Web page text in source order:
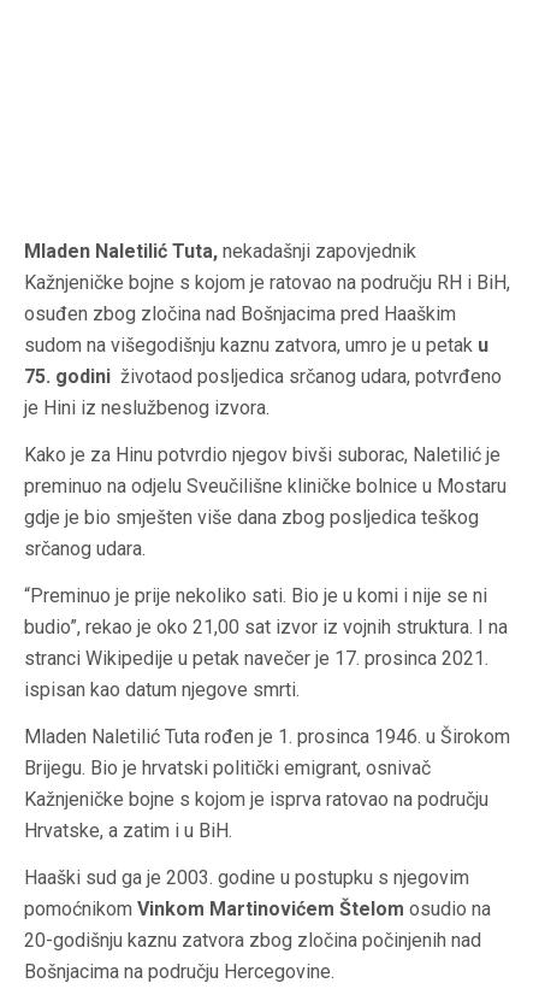
Mladen Naletilić Tuta, nekadašnji zapovjednik
Kažnjeničke bojne s kojom je ratovao na području RH i BiH,
osuđen zbog zločina nad Bošnjacima pred Haaškim
sudom na višegodišnju kaznu zatvora, umro je u petak u
75. godini životaod posljedica srčanog udara, potvrđeno
je Hini iz neslužbenog izvora.
Kako je za Hinu potvrdio njegov bivši suborac, Naletilić je
preminuo na odjelu Sveučilišne kliničke bolnice u Mostaru
gdje je bio smješten više dana zbog posljedica teškog
srčanog udara.
“Preminuo je prije nekoliko sati. Bio je u komi i nije se ni
budio”, rekao je oko 21,00 sat izvor iz vojnih struktura. I na
stranci Wikipedije u petak navečer je 17. prosinca 2021.
ispisan kao datum njegove smrti.
Mladen Naletilić Tuta rođen je 1. prosinca 1946. u Širokom
Brijegu. Bio je hrvatski politički emigrant, osnivač
Kažnjeničke bojne s kojom je isprva ratovao na području
Hrvatske, a zatim i u BiH.
Haaški sud ga je 2003. godine u postupku s njegovim
pomoćnikom Vinkom Martinovićem Štelom osudio na
20-godišnju kaznu zatvora zbog zločina počinjenih nad
Bošnjacima na području Hercegovine.